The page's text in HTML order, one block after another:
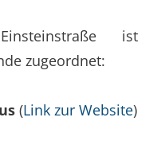
ist
zugeordnet:
(Link zur Website)